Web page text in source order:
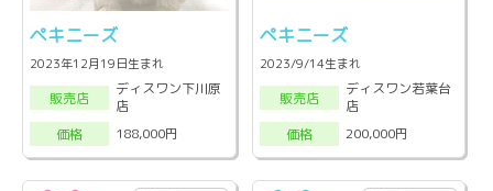
ペキニーズ
2023年12月19日生まれ
販売店
ディスワン下川原
店
価格
188,000円
ペキニーズ
2023/9/14生まれ
販売店
ディスワン若葉台
店
価格
200,000円